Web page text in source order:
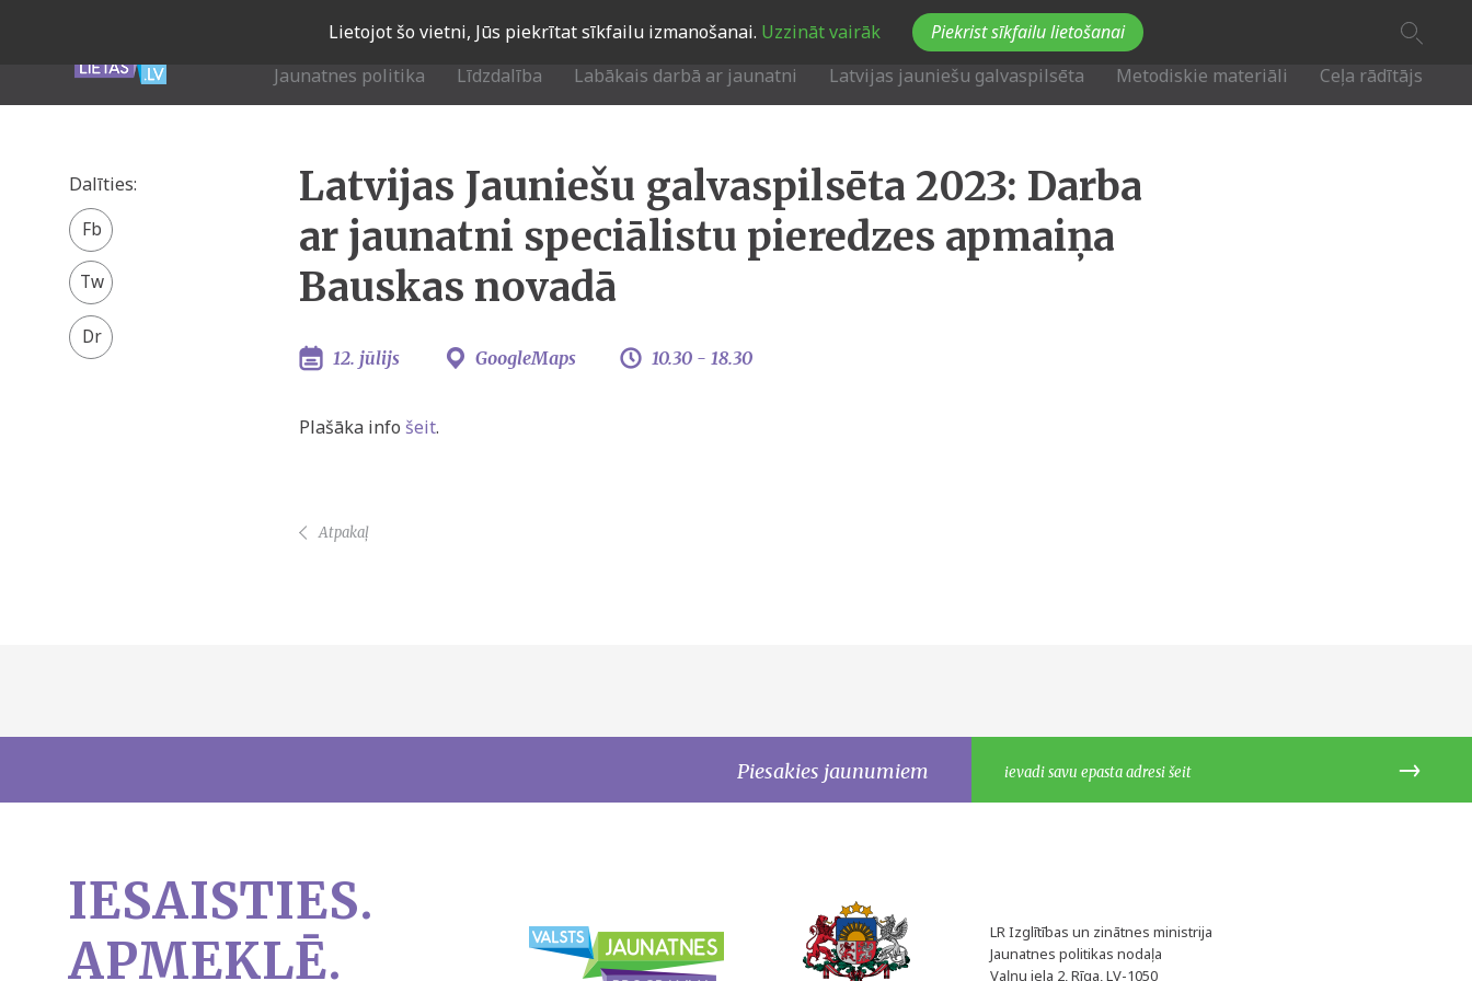
Lietojot šo vietni, Jūs piekrītat sīkfailu izmanošanai. Uzzināt vairāk Piekrist sīkfailu lietošanai
Jaunatnes politika Līdzdalība Labākais darbā ar jaunatni Latvijas jauniešu galvaspilsēta Metodiskie materiāli Ceļa rādītājs
Latvijas Jauniešu galvaspilsēta 2023: Darba
ar jaunatni speciālistu pieredzes apmaiņa
Bauskas novadā
GoogleMaps
12. jūlijs 10.30 - 18.30
Plašāka info šeit.
Dalīties:
Facebook
share
Twitter
Atpakaļ
Piesakies jaunumiem
IESAISTIES.
APMEKLĒ.
LR Izglītības un zinātnes ministrija
Jaunatnes politikas nodaļa
Vaļņu iela 2, Rīga, LV-1050